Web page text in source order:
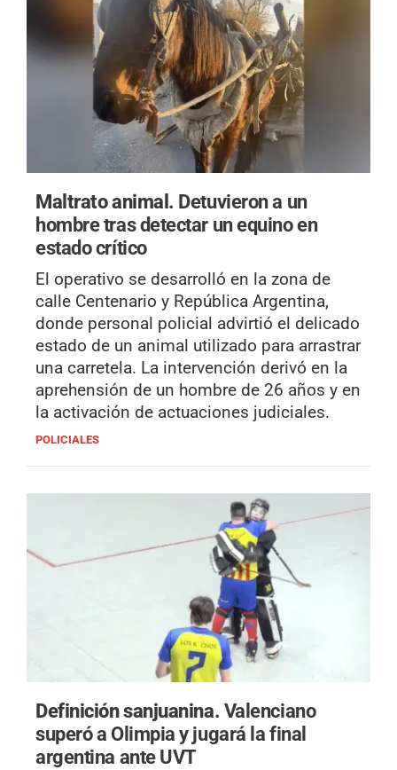
Maltrato animal. Detuvieron a un
hombre tras detectar un equino en
estado crítico
El operativo se desarrolló en la zona de
calle Centenario y República Argentina,
donde personal policial advirtió el delicado
estado de un animal utilizado para arrastrar
una carretela. La intervención derivó en la
aprehensión de un hombre de 26 años y en
la activación de actuaciones judiciales.
POLICIALES
Definición sanjuanina. Valenciano
superó a Olimpia y jugará la final
argentina ante UVT